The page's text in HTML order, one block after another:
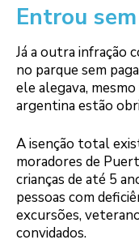
Entrou
Já a outra infração
no parque sem
ele alegava,
argentina estão
A isenção total
moradores de
crianças de até 5
pessoas com
excursões,
convidados.